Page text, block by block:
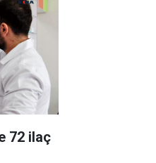
72 ilaç